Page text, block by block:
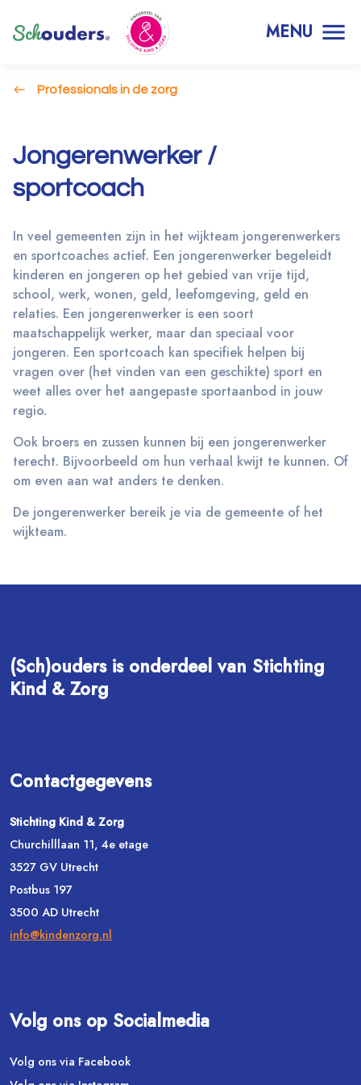
MENU
Professionals in de zorg
Jongerenwerker /
sportcoach
In veel gemeenten zijn in het wijkteam jongerenwerkers
en sportcoaches actief. Een jongerenwerker begeleidt
kinderen en jongeren op het gebied van vrije tijd,
school, werk, wonen, geld, leefomgeving, geld en
relaties. Een jongerenwerker is een soort
maatschappelijk werker, maar dan speciaal voor
jongeren. Een sportcoach kan specifiek helpen bij
vragen over (het vinden van een geschikte) sport en
weet alles over het aangepaste sportaanbod in jouw
regio.
Ook broers en zussen kunnen bij een jongerenwerker
terecht. Bijvoorbeeld om hun verhaal kwijt te kunnen. Of
om even aan wat anders te denken.
De jongerenwerker bereik je via de gemeente of het
wijkteam.
(Sch)ouders is onderdeel van Stichting
Kind & Zorg
Contactgegevens
Stichting Kind & Zorg
Churchilllaan 11, 4e etage
3527 GV Utrecht
Postbus 197
3500 AD Utrecht
info@kindenzorg.nl
Volg ons op Socialmedia
Volg ons via Facebook